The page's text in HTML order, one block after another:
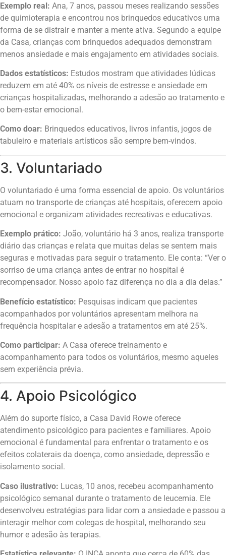
Exemplo real: Ana, 7 anos, passou meses realizando sessões
de quimioterapia e encontrou nos brinquedos educativos uma
forma de se distrair e manter a mente ativa. Segundo a equipe
da Casa, crianças com brinquedos adequados demonstram
menos ansiedade e mais engajamento em atividades sociais.
Dados estatísticos: Estudos mostram que atividades lúdicas
reduzem em até 40% os níveis de estresse e ansiedade em
crianças hospitalizadas, melhorando a adesão ao tratamento e
o bem-estar emocional.
Como doar: Brinquedos educativos, livros infantis, jogos de
tabuleiro e materiais artísticos são sempre bem-vindos.
3. Voluntariado
O voluntariado é uma forma essencial de apoio. Os voluntários
atuam no transporte de crianças até hospitais, oferecem apoio
emocional e organizam atividades recreativas e educativas.
Exemplo prático: João, voluntário há 3 anos, realiza transporte
diário das crianças e relata que muitas delas se sentem mais
seguras e motivadas para seguir o tratamento. Ele conta: “Ver o
sorriso de uma criança antes de entrar no hospital é
recompensador. Nosso apoio faz diferença no dia a dia delas.”
Benefício estatístico: Pesquisas indicam que pacientes
acompanhados por voluntários apresentam melhora na
frequência hospitalar e adesão a tratamentos em até 25%.
Como participar: A Casa oferece treinamento e
acompanhamento para todos os voluntários, mesmo aqueles
sem experiência prévia.
4. Apoio Psicológico
Além do suporte físico, a Casa David Rowe oferece
atendimento psicológico para pacientes e familiares. Apoio
emocional é fundamental para enfrentar o tratamento e os
efeitos colaterais da doença, como ansiedade, depressão e
isolamento social.
Caso ilustrativo: Lucas, 10 anos, recebeu acompanhamento
psicológico semanal durante o tratamento de leucemia. Ele
desenvolveu estratégias para lidar com a ansiedade e passou a
interagir melhor com colegas de hospital, melhorando seu
humor e adesão às terapias.